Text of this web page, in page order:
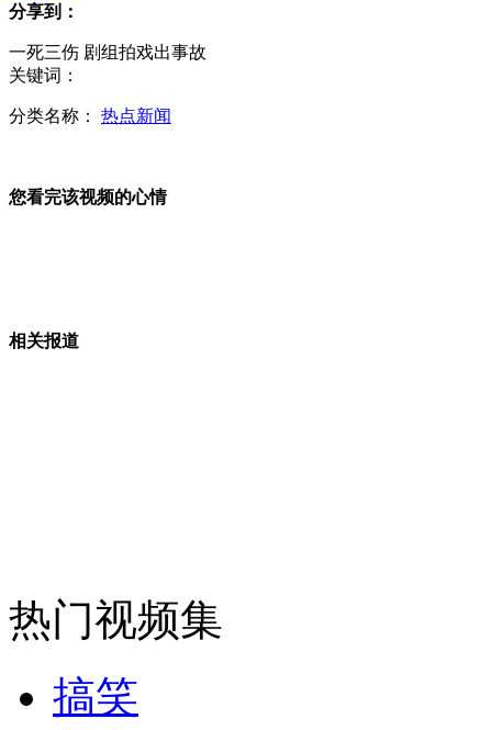
鹩哥学说脏话 被关禁闭重新学习
外交部：反对强权政治霸凌主义
外交部：有关国家言论片面不公正
分享到：
一死三伤 剧组拍戏出事故
关键词：
分类名称： 热点新闻
您看完该视频的心情
相关报道
热门视频集
搞笑